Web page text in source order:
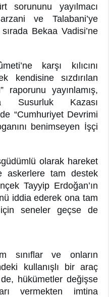
sorununu yayılmacı
ve Talabani’ye
sırada Bekaa Vadisi’ne
karşı kılıcını
kendisine sızdırılan
raporunu yayınlamış,
Susurluk Kazası
“Cumhuriyet Devrimi
benimseyen İşçi
olarak hareket
tam destek
Tayyip Erdoğan’ın
iddia ederek ona tam
seneler geçse de
sınıflar ve onların
kullanışlı bir araç
hükümetler değişse
vermekten imtina